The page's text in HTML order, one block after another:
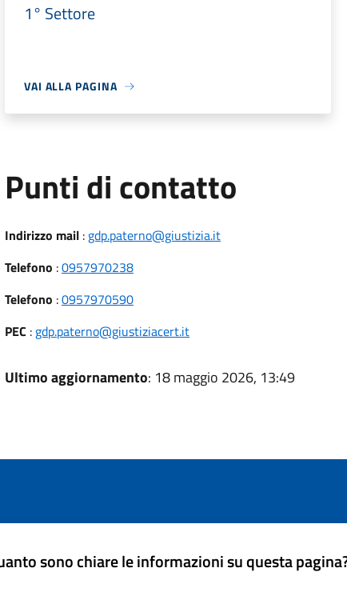
1° Settore
VAI ALLA PAGINA
Punti di contatto
Indirizzo mail: gdp.paterno@giustizia.it
Telefono :0957970238
Telefono :0957970590
PEC : gdp.paterno@giustiziacert.it
Ultimo aggiornamento: 18 maggio 2026, 13:49
sono chiare le informazioni su questa